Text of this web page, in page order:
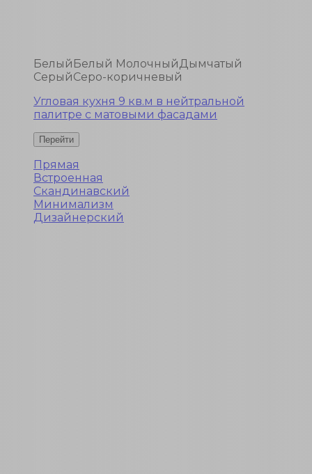
Белый Белый МолочныйДымчатый
СерыйСеро-коричневый
Угловая кухня 9 кв.м в нейтральной
палитре с матовыми фасадами
Прямая
Встроенная
Скандинавский
Минимализм
Дизайнерский